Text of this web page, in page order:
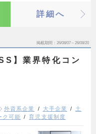
詳細へ
掲載期間 26/08/07～26/08/20
】業界特化コン
外資系企業 大手企業
土
ク可能 育児支援制度